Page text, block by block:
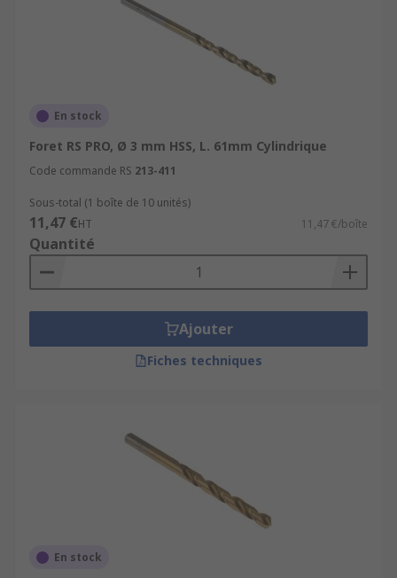
En stock
Foret RS PRO, Ø 3 mm HSS, L. 61mm Cylindrique
Code commande RS 213-411
Sous-total (1 boîte de 10 unités)
11,47 €HT 11,47 €/boîte
Quantité
Ajouter
Fiches techniques
En stock